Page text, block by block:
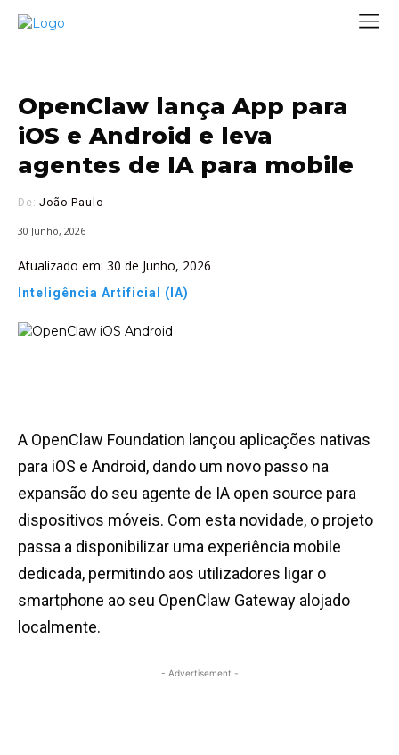
OpenClaw lança App para
iOS e Android e leva
agentes de IA para mobile
De: João Paulo
30 Junho, 2026
Atualizado em: 30 de Junho, 2026
Inteligência Artificial (IA)
A OpenClaw Foundation lançou aplicações nativas
para iOS e Android, dando um novo passo na
expansão do seu agente de IA open source para
dispositivos móveis. Com esta novidade, o projeto
passa a disponibilizar uma experiência mobile
dedicada, permitindo aos utilizadores ligar o
smartphone ao seu OpenClaw Gateway alojado
localmente.
- Advertisement -